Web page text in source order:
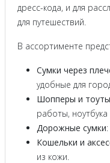
дресс-кода, и для
для путешествий.
В ассортименте
Сумки через
удобные для
Шопперы и тоуты
работы,
Дорожные сумки
Кошельки и
из кожи.